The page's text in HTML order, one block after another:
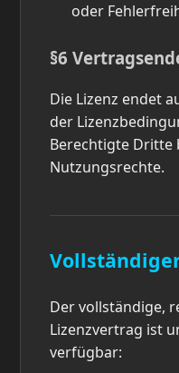
oder
§6
Die Lizenz endet
der
Berechtigte Dritte
Nutzungsrechte.
Der vollständige,
Lizenzvertrag ist
verfügbar: